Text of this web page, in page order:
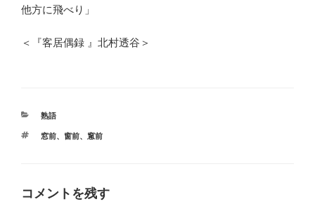
他方に飛べり」
＜『客居偶録 』北村透谷＞
カ
ゴ
熟語
タ
窓前、 窗前、 窻前
コメントを残す